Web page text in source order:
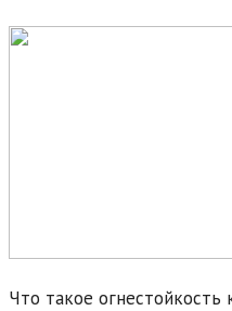
Что такое огнестойкость